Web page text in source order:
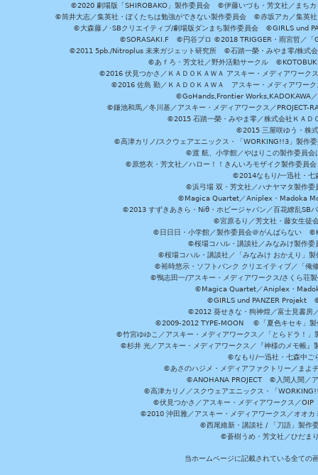
©2020 劇場版「SHIROBAKO」製作委員会 ©伊藤いづも・芳文社／まち
©筒井大志／集英社・ぼくたちは勉強ができない製作委員会 ©赤坂アカ／集英
©大森藤ノ･SBクリエイティブ/劇場版ダンまち製作委員会 ©GIRLS und
©SORASAKI.F ©円谷プロ ©2018 TRIGGER・雨宮哲／
©2011 5pb./Nitroplus 未来ガジェット研究所 ©石踏一榮・みやま零/株式
©あｆろ・芳文社／野外活動サークル
©2016 伏見つかさ／ＫＡＤＯＫＡＷＡ アスキー・メディアワー
©2016 佐島 勤／ＫＡＤＯＫＡＷＡ アスキー・メディアワ
©GoHands,Frontier Works,KADOKAWA
©鎌池和馬／冬川基／アスキー・メディアワークス／
©2015 石踏一榮・みやま零／株式会社ＫＡＤ
©2015 三屋咲ゆう・株
©高津カリノ/スクウェアエニックス・「WORKING!!3」製作
©渡 航、小学館／やはりこの製作委員
©原悠衣・芳文社／ハロー！！きんいろモザイク製作委員
©2014なもり/一迅社・
©浜弓場 双・芳文社／ハナヤマタ製作
©Magica Quartet／Aniplex・Madoka
©2013 すずきあきら・Niθ・ホビージャパン／百花繚乱
©宮原るり／芳文社・藤女生徒
©日日日・小学館／製作委員会＠がんばらない
©桜場コハル・講談社／みなみけ製作
©桜場コハル・講談社／「みなみけ おかえり」
©裕時悠示・ソフトバンク クリエイティブ／「
©鴨志田一/アスキー・メディアワークス/さく
©Magica Quartet／Aniplex・
©GIRLS und PANZER Projekt ©
©2012 葵せきな・狗神煌／富士見書
©2009-2012 TYPE-MOON ©「夏色キセキ」製
©竹宮ゆゆこ／アスキー・メディアワークス／「とらドラ！
©杉井 光／アスキー・メディアワークス／『神様のメモ帳
©なもり/一迅社・七森中
©あさのハジメ・メディアファクトリー／ま
©ANOHANA PROJECT ©入間人間／ア
©高津カリノ／スクウェアエニックス・「
©伏見つかさ／アスキー・メディアワークス／
©2010 沖田雅／アスキー・メディアワークス／オオ
©西尾維新・講談社 / 「刀語」製作
©蒼樹うめ・芳文社／ひだま
当ホームページに記載されている全ての